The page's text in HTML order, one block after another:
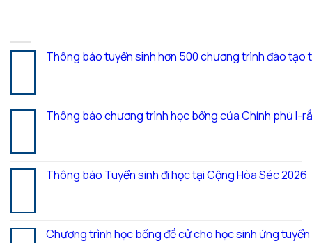
Thông báo tuyển sinh hơn 500 chương trình đào tạo
Thông báo chương trình học bổng của Chính phủ I-
Thông báo Tuyển sinh đi học tại Cộng Hòa Séc 2026
Chương trình học bổng đề cử cho học sinh ứng